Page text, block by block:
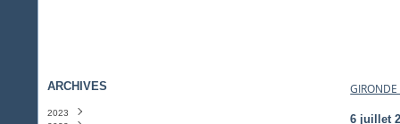
ARCHIVES
2023
6 juillet